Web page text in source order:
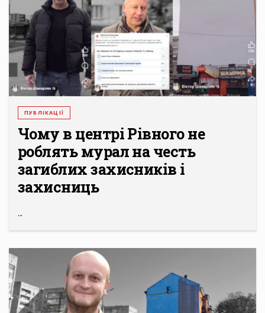
ПУБЛІКАЦІЇ
Чому в центрі Рівного не
роблять мурал на честь
загиблих захисників і
захисниць
...